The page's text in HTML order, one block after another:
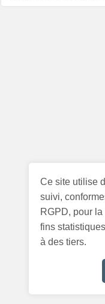
Ce site utilise
suivi,
RGPD, pour
fins
à des tiers.